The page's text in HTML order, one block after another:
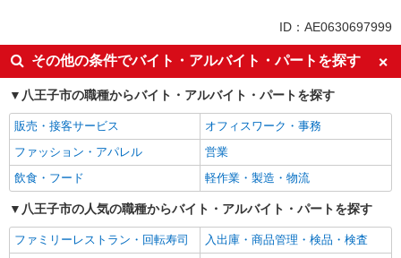
土日祝休み
ID：AE0630697999
その他の条件でバイト・アルバイト・パートを探す
八王子市の職種からバイト・アルバイト・パートを探す
販売・接客サービス
オフィスワーク・事務
ファッション・アパレル
営業
飲食・フード
軽作業・製造・物流
八王子市の人気の職種からバイト・アルバイト・パートを探す
ファミリーレストラン・回転寿司
入出庫・商品管理・検品・検査